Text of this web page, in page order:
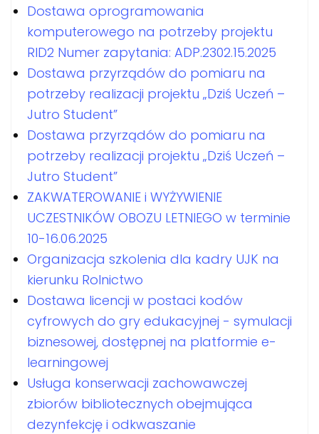
Dostawa oprogramowania
komputerowego na potrzeby projektu
RID2 Numer zapytania: ADP.2302.15.2025
Dostawa przyrządów do pomiaru na
potrzeby realizacji projektu „Dziś Uczeń –
Jutro Student”
Dostawa przyrządów do pomiaru na
potrzeby realizacji projektu „Dziś Uczeń –
Jutro Student”
ZAKWATEROWANIE i WYŻYWIENIE
UCZESTNIKÓW OBOZU LETNIEGO w terminie
10-16.06.2025
Organizacja szkolenia dla kadry UJK na
kierunku Rolnictwo
Dostawa licencji w postaci kodów
cyfrowych do gry edukacyjnej - symulacji
biznesowej, dostępnej na platformie e-
learningowej
Usługa konserwacji zachowawczej
zbiorów bibliotecznych obejmująca
dezynfekcję i odkwaszanie